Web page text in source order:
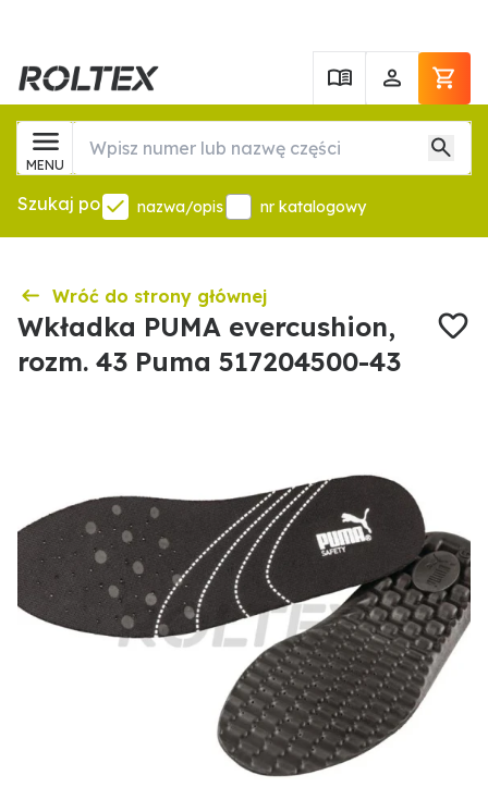
MENU
Szukaj po nazwa/opis nr katalogowy
Wróć do strony głównej
Wkładka PUMA evercushion,
rozm. 43 Puma 517204500-43